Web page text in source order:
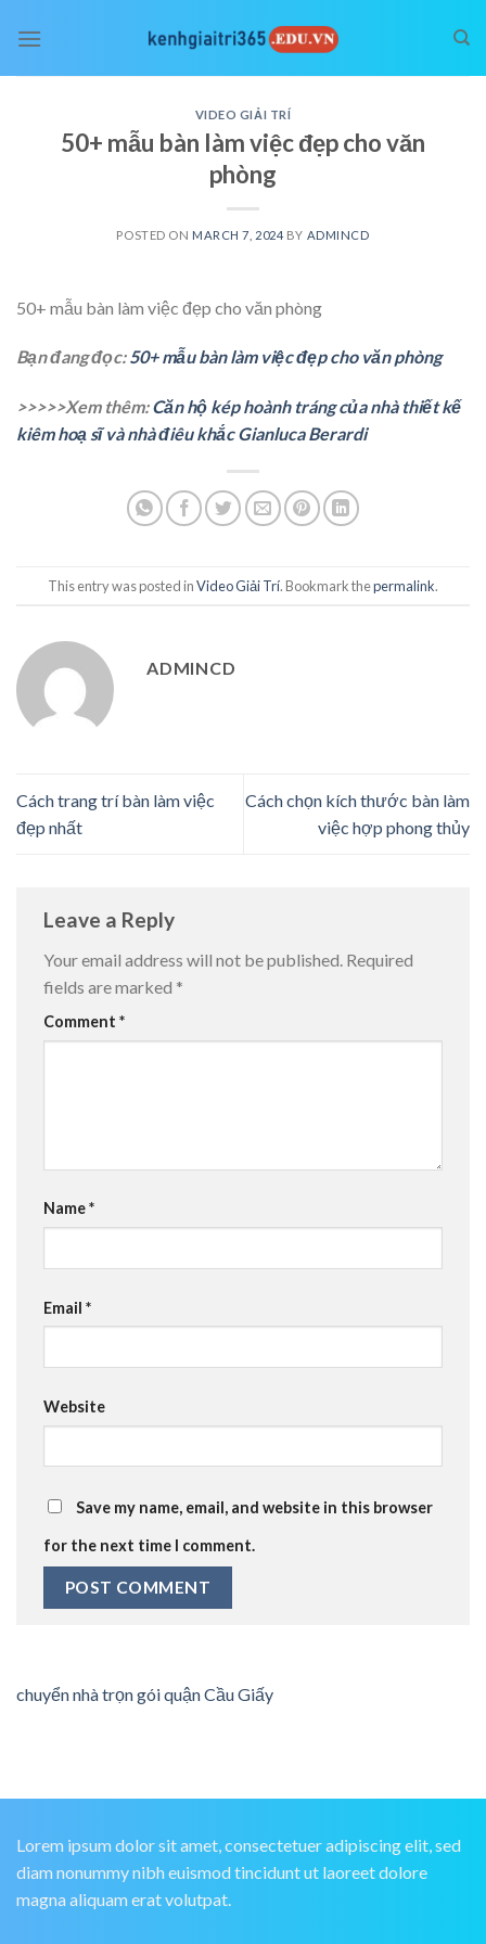
VIDEO GIẢI TRÍ
50+ mẫu bàn làm việc đẹp cho văn
phòng
POSTED ON MARCH 7, 2024 BY ADMINCD
50+ mẫu bàn làm việc đẹp cho văn phòng
Bạn đang đọc:50+ mẫu bàn làm việc đẹp cho văn phòng
>>>>>Xem thêm:Căn hộ kép hoành tráng của nhà thiết kế
kiêm hoạ sĩ và nhà điêu khắc Gianluca Berardi
This entry was posted inVideo Giải Trí. Bookmark thepermalink.
ADMINCD
Cách trang trí bàn làm việc
đẹp nhất
Cách chọn kích thước bàn làm
việc hợp phong thủy
Leave a Reply
Your email address will not be published. Required
fields are marked *
Comment *
Name*
Email *
Website
Save my name, email, and website in this browser
for the next time I comment.
chuyển nhà trọn gói quận Cầu Giấy
Lorem ipsum dolor sit amet, consectetuer adipiscing elit, sed
diam nonummy nibh euismod tincidunt ut laoreet dolore
magna aliquam erat volutpat.